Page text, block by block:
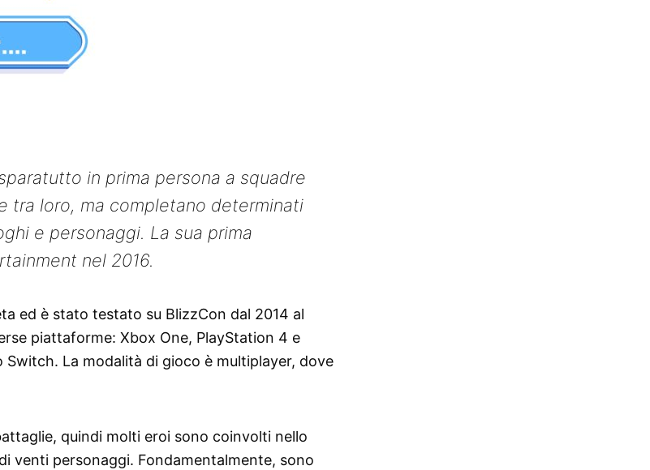
in prima persona a squadre
tra loro, ma completano determinati
e personaggi. La sua prima
nel 2016.
ed è stato testato su BlizzCon dal 2014 al
piattaforme: Xbox One, PlayStation 4 e
Switch. La modalità di gioco è multiplayer, dove
quindi molti eroi sono coinvolti nello
venti personaggi. Fondamentalmente, sono